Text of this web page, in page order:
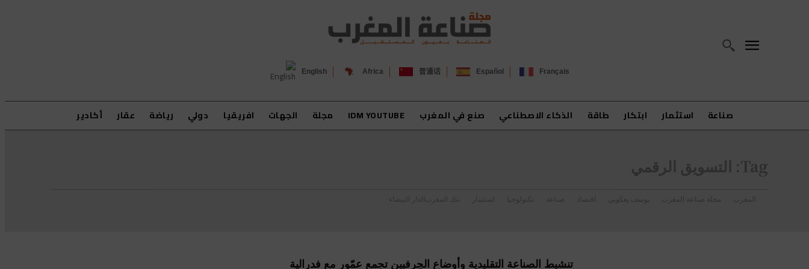
Français
Español
普通话
Africa
English
صناعة استثمار ابتكار طاقة الذكاء الاصطناعي صنع في المغرب IDM YOUTUBE مجلة الجهات افريقيا دولي رياضة عقار أكادير
Tag: التسويق الرقمي
المغرب مجلة صناعة المغرب يوسف يعكوبي
تنشيط الصناعة التقليدية وأوضاع الحِرفيين تجمع عمّور مع فدرالية